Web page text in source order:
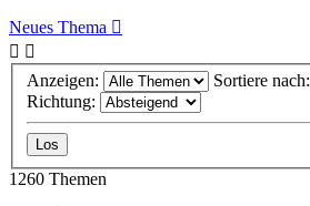
Neues Thema
Anzeigen:
Sortiere nach:
Richtung:
1260 Themen